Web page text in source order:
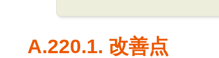
A.220.1. 改善点